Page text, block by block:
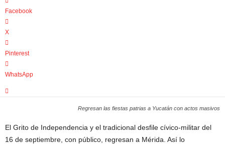
Facebook
X
Pinterest
WhatsApp
Regresan las fiestas patrias a Yucatán con actos masivos
El Grito de Independencia y el tradicional desfile cívico-militar del
16 de septiembre, con público, regresan a Mérida. Así lo